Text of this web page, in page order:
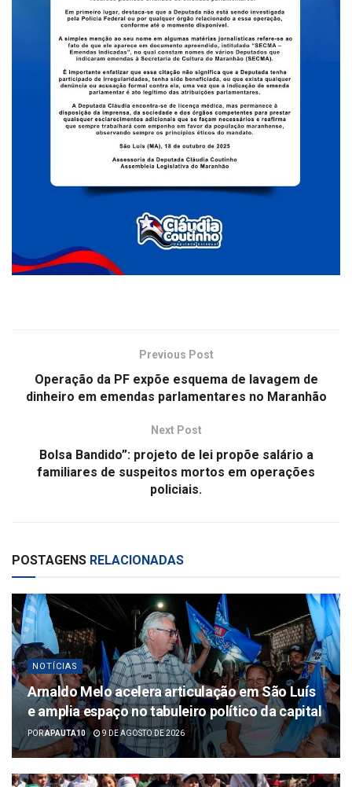
Previous Post
Operação da PF expõe esquema de lavagem de
dinheiro em emendas parlamentares no Maranhão
Next Post
Bolsa Bandido”: projeto de lei propõe salário a
familiares de suspeitos mortos em operações
policiais.
POSTAGENS RELACIONADAS
NOTÍCIAS
Arnaldo Melo acelera articulação em São Luís
e amplia espaço no tabuleiro político da capital
PORAPAUTA10 9 DE AGOSTO DE 2026